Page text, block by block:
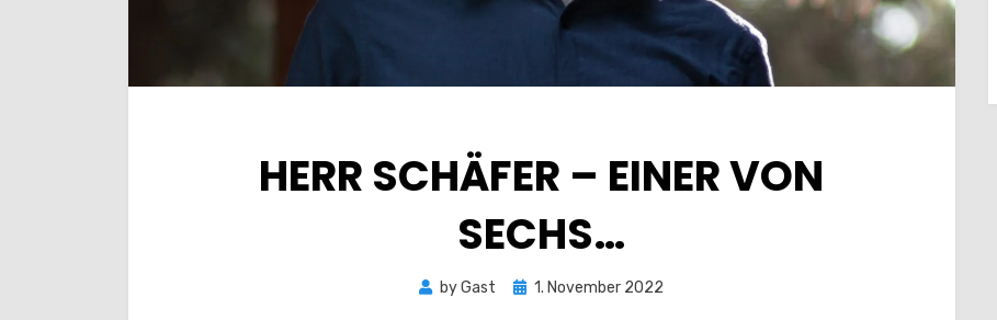
HERR SCHÄFER – EINER VON
SECHS…
byGast
Posted
1. November 2022